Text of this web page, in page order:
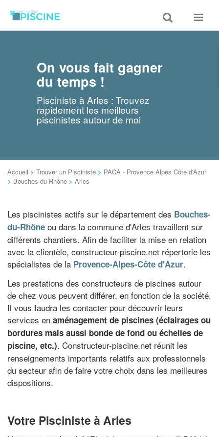
Toggle
search
Toggle
On vous fait gagner
du temps !
Pisciniste à Arles : Trouvez
rapidement les meilleurs
piscinistes autour de moi
Accueil > Trouver un Pisciniste > PACA - Provence Alpes Côte d'Azur
> Bouches-du-Rhône > Arles
Les piscinistes actifs sur le département des Bouches-
du-Rhône ou dans la commune d'Arles travaillent sur
différents chantiers. Afin de faciliter la mise en relation
avec la clientèle, constructeur-piscine.net répertorie les
spécialistes de la Provence-Alpes-Côte d'Azur.
Les prestations des constructeurs de piscines autour
de chez vous peuvent différer, en fonction de la société.
Il vous faudra les contacter pour découvrir leurs
services en aménagement de piscines (éclairages ou
bordures mais aussi bonde de fond ou échelles de
piscine, etc.). Constructeur-piscine.net réunit les
renseignements importants relatifs aux professionnels
du secteur afin de faire votre choix dans les meilleures
dispositions.
Votre Pisciniste à Arles